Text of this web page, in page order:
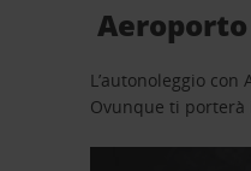
L’autonoleggio
Ovunque ti